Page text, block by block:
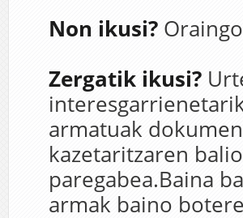
Non ikusi?
Zergatik ikusi?
armatuak
kazetaritzaren
paregabea.Baina
armak baino